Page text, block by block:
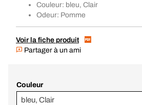
Couleur: bleu, Clair
Odeur: Pomme
Voir la fiche produit
Partager à un ami
Couleur
bleu, Clair